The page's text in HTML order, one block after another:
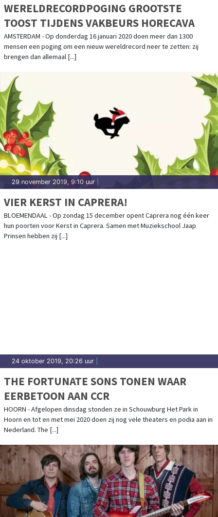
WERELDRECORDPOGING GROOTSTE
TOOST TIJDENS VAKBEURS HORECAVA
AMSTERDAM - Op donderdag 16 januari 2020 doen meer dan 1300
mensen een poging om een nieuw wereldrecord neer te zetten: zij
brengen dan allemaal [...]
29 november 2019, 9:10 uur
VIER KERST IN CAPRERA!
BLOEMENDAAL - Op zondag 15 december opent Caprera nog één keer
hun poorten voor Kerst in Caprera. Samen met Muziekschool Jaap
Prinsen hebben zij [...]
24 oktober 2019, 20:26 uur
THE FORTUNATE SONS TONEN WAAR
EERBETOON AAN CCR
HOORN - Afgelopen dinsdag stonden ze in Schouwburg Het Park in
Hoorn en tot en met mei 2020 doen zij nog vele theaters en podia aan in
Nederland. The [...]